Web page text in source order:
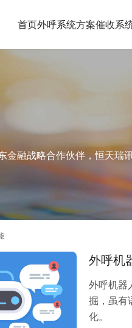
首页外呼系统方案催收系
金融战略合作伙伴，恒天瑞
外呼机
外呼机器
掘，虽有
化。